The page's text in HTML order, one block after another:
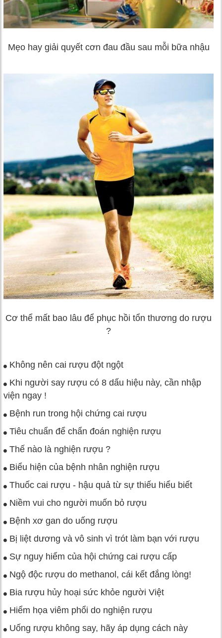
Mẹo hay giải quyết cơn đau đầu sau mỗi bữa nhậu
Cơ thể mất bao lâu để phục hồi tổn thương do rượu
?
Không nên cai rượu đột ngột
Khi người say rượu có 8 dấu hiệu này, cần nhập
viện ngay !
Bệnh run trong hội chứng cai rượu
Tiêu chuẩn để chẩn đoán nghiện rượu
Thế nào là nghiện rượu ?
Biểu hiện của bệnh nhân nghiện rượu
Thuốc cai rượu - hậu quả từ sự thiếu hiểu biết
Niềm vui cho người muốn bỏ rượu
Bệnh xơ gan do uống rượu
Bị liệt dương và vô sinh vì trót làm bạn với rượu
Sự nguy hiểm của hội chứng cai rượu cấp
Ngộ độc rượu do methanol, cái kết đắng lòng!
Bia rượu hủy hoại sức khỏe người Việt
Hiểm họa viêm phổi do nghiện rượu
Uống rượu không say, hãy áp dụng cách này